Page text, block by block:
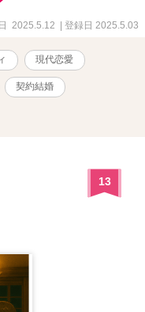
知ったとき、男はその名
れは、ただ一度きりの契
2025.5.12 | 登録日 2025.5.03
現代恋愛
契約結婚
13